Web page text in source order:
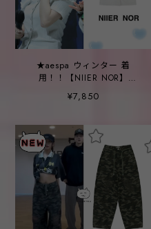
★aespa ウィンター 着
用！！【NIIER NOR】
RIBBED OFF SHOULDER
CARDIGAN_BONE
¥7,850